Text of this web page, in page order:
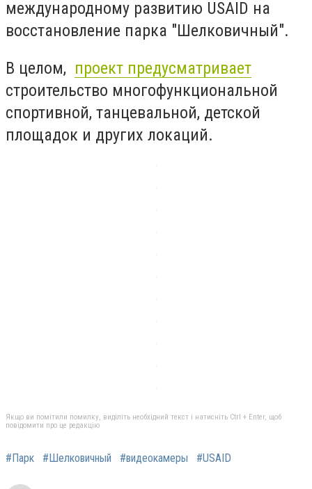
международному развитию USAID на
восстановление парка "Шелковичный".
В целом, проект предусматривает
строительство многофункциональной
спортивной, танцевальной, детской
площадок и других локаций.
Якщо ви помітили помилку, виділіть необхідний текст і натисніть Ctrl + Enter, щоб
повідомити про це редакцію
#Парк #Шелковичный #видеокамеры #USAID